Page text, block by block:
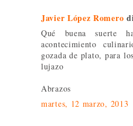
Javier López Romero
Qué buena suerte
acontecimiento
gozada de plato, para
lujazo
Abrazos
martes, 12 marzo, 2013